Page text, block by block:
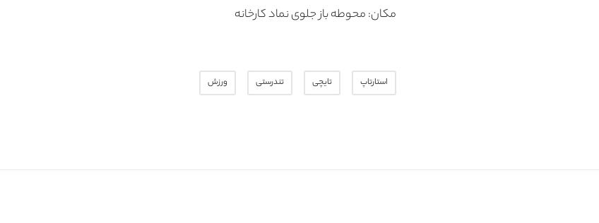
مکان: محوطه باز جلوی نماد کارخانه
استارتاپ تایچی تندرستی ورزش